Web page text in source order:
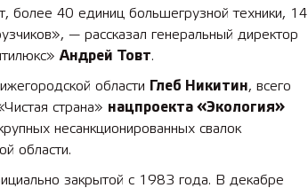
более 40 единиц большегрузной техники, 14
— рассказал генеральный директор
Андрей Товт.
области Глеб Никитин, всего
страна» нацпроекта «Экология»
несанкционированных свалок
области.
закрытой с 1983 года. В декабре